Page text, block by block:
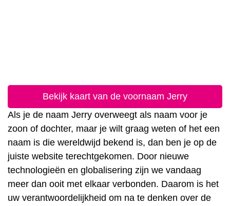
Bekijk kaart van de voornaam Jerry
Als je de naam Jerry overweegt als naam voor je
zoon of dochter, maar je wilt graag weten of het een
naam is die wereldwijd bekend is, dan ben je op de
juiste website terechtgekomen. Door nieuwe
technologieën en globalisering zijn we vandaag
meer dan ooit met elkaar verbonden. Daarom is het
uw verantwoordelijkheid om na te denken over de